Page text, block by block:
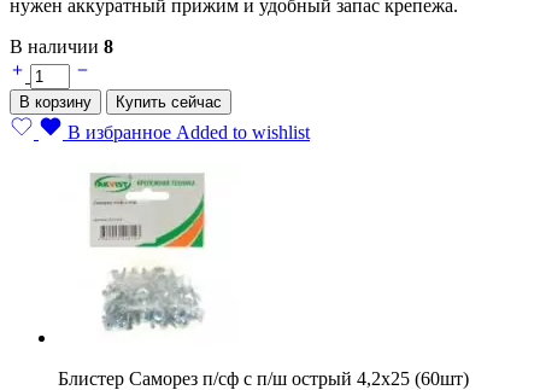
нужен аккуратный прижим и удобный запас крепежа.
В наличии 8
Блистер
Саморез
п/
сф
В корзину Купить сейчас
В избранное Added to wishlist
Блистер Саморез п/сф с п/ш острый 4,2х25 (60шт)